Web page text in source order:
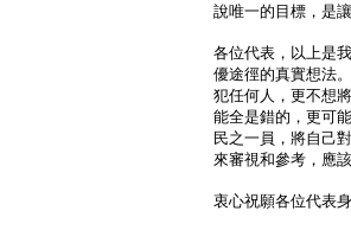
說唯一的目標，是
各位代表，以上是
優途徑的真實想法
犯任何人，更不想
能全是錯的，更可
民之一員，將自己
來審視和參考，應
衷心祝願各位代表